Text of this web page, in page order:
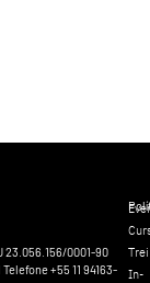
23.056.156/0001-90
+55 11 94163-
In-